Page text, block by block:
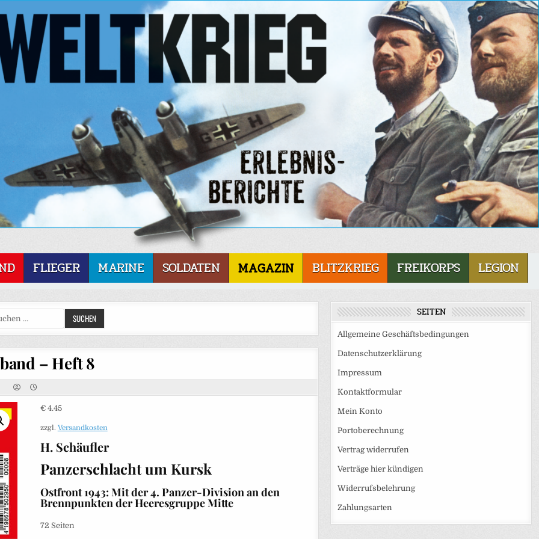
FLIEGER MARINE SOLDATEN MAGAZIN BLITZKRIEG FREIKORPS LEGION
SUCHEN
– Heft 8
€4.45
zzgl. Versandkosten
H. Schäufler
Panzerschlacht um Kursk
Ostfront 1943: Mit der 4. Panzer-Division an den
Brennpunkten der Heeresgruppe Mitte
72 Seiten
SEITEN
Allgemeine Geschäftsbedingungen
Datenschutzerklärung
Impressum
Kontaktformular
Mein Konto
Portoberechnung
Vertrag widerrufen
Verträge hier kündigen
Widerrufsbelehrung
Zahlungsarten